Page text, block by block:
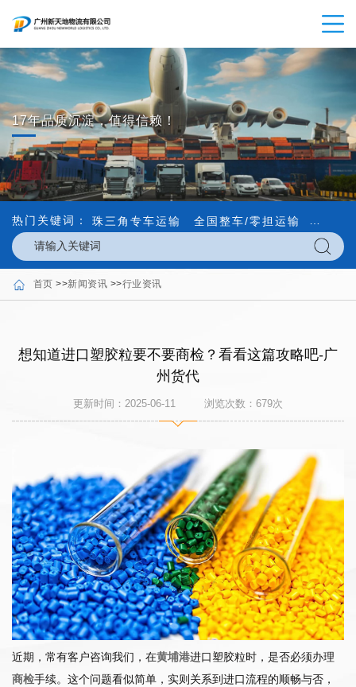
17年品质沉淀，值得信赖！
热门关键词： 珠三角专车运输 全国整车/零担运输 内外贸
首页 >>新闻资讯 >>行业资讯
想知道进口塑胶粒要不要商检？看看这篇攻略吧-广
州货代
更新时间：2025-06-11 浏览次数： 679次
近期，常有客户咨询我们，在黄埔港进口塑胶粒时，是否必须办理
商检手续。这个问题看似简单，实则关系到进口流程的顺畅与否，